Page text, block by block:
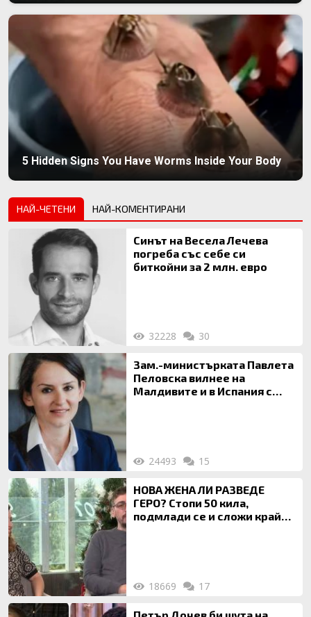
5 Hidden Signs You Have Worms Inside Your Body
НАЙ-ЧЕТЕНИ НАЙ-КОМЕНТИРАНИ
Синът на Весела Лечева
погреба със себе си
биткойни за 2 млн. евро
32228 30
Зам.-министърката Павлета
Пеловска вилнее на
Малдивите и в Испания с
24493 15
НОВА ЖЕНА ЛИ РАЗВЕДЕ
ГЕРО? Стопи 50 кила,
подмлади се и сложи край
18669 17
Петър Дочев би шута на